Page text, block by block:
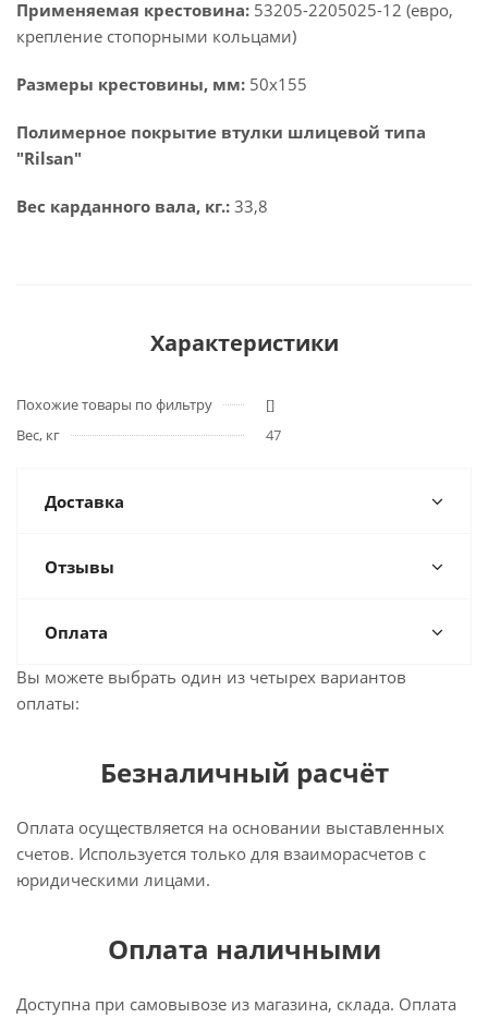
Применяемая крестовина: 53205-2205025-12 (евро,
крепление стопорными кольцами)
Размеры крестовины, мм: 50х155
Полимерное покрытие втулки шлицевой типа
"Rilsan"
Вес карданного вала, кг.: 33,8
Характеристики
Похожие товары по фильтру
[]
Вес, кг
47
Доставка
Отзывы
Оплата
Вы можете выбрать один из четырех вариантов
оплаты:
Безналичный расчёт
Оплата осуществляется на основании выставленных
счетов. Используется только для взаиморасчетов с
юридическими лицами.
Оплата наличными
Доступна при самовывозе из магазина, склада. Оплата